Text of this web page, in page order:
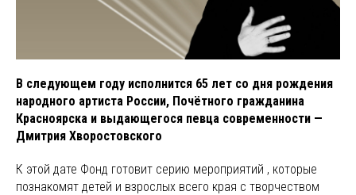
В следующем году исполнится 65 лет со дня рождения
народного артиста России, Почётного гражданина
Красноярска и выдающегося певца современности —
Дмитрия Хворостовского
К этой дате Фонд готовит серию мероприятий , которые
познакомят детей и взрослых всего края с творчеством